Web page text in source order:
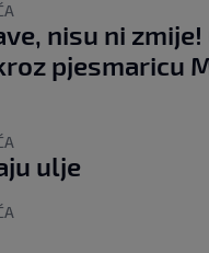
nisu ni
pjesmaricu
ulje